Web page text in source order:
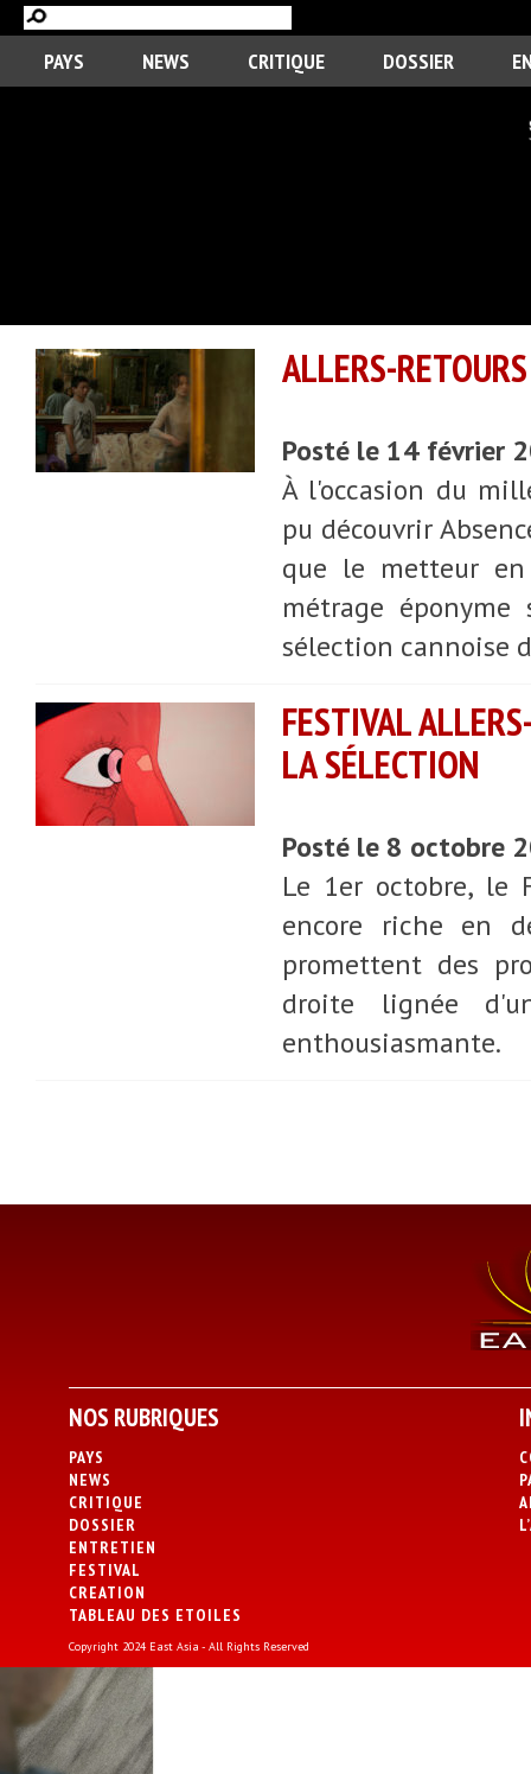
PAYS NEWS CRITIQUE DOSSIER
ALLERS-
Posté le 14 février
À l'occasion du
pu découvrir
que le metteur
métrage
sélection cannoise
FESTIVAL
LA SÉLECTION
Posté le 8 octobre
Le 1er octobre, le
encore riche en
promettent des
droite lignée
enthousiasmante.
NOS RUBRIQUES
PAYS
NEWS
CRITIQUE
DOSSIER
ENTRETIEN
FESTIVAL
CREATION
TABLEAU DES ETOILES
Copyright 2024 East Asia - All Rights Reserved